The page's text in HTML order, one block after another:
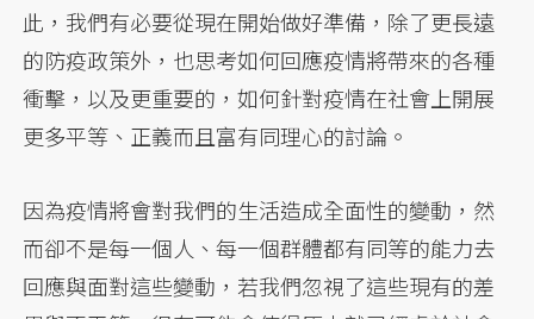
此，我們有必要從現在開始做好準備，除了更長遠
的防疫政策外，也思考如何回應疫情將帶來的各種
衝擊，以及更重要的，如何針對疫情在社會上開展
更多平等、正義而且富有同理心的討論。
因為疫情將會對我們的生活造成全面性的變動，然
而卻不是每一個人、每一個群體都有同等的能力去
回應與面對這些變動，若我們忽視了這些現有的差